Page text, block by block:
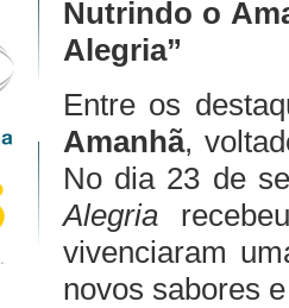
Nutrindo o
Alegria”
Entre os
Amanhã,
No dia 23 de
Alegria
vivenciaram
novos sabores